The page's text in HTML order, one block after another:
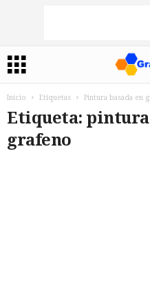
Inicio Etiquetas Pintura basada en
Etiqueta: pintura
grafeno